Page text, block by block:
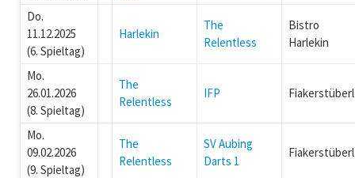
Do.
11.12.2025
(6. Spieltag)
Harlekin
The
Relentless
Bistro
Harlekin
Mo.
26.01.2026
(8. Spieltag)
The
Relentless
IFP Fiakerstüberl
Mo.
09.02.2026
(9. Spieltag)
The
Relentless
SV Aubing
Darts 1
Fiakerstüberl